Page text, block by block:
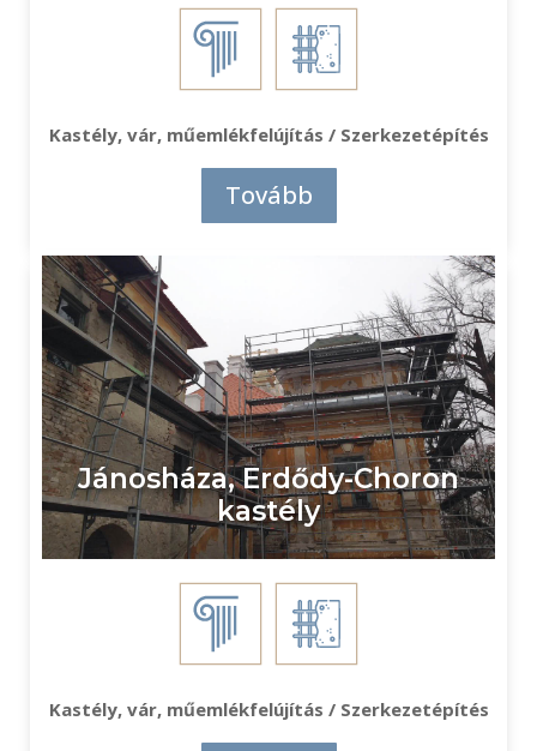
Kastély, vár, műemlékfelújítás / Szerkezetépítés
Tovább
Jánosháza, Erdődy-Choron
kastély
Kastély, vár, műemlékfelújítás / Szerkezetépítés